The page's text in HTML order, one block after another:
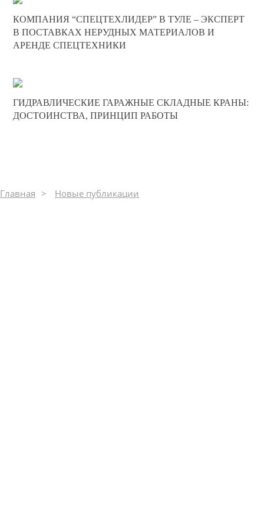
0
310
КОМПАНИЯ “СПЕЦТЕХЛИДЕР” В ТУЛЕ – ЭКСПЕРТ
В ПОСТАВКАХ НЕРУДНЫХ МАТЕРИАЛОВ И
АРЕНДЕ СПЕЦТЕХНИКИ
0
ГИДРАВЛИЧЕСКИЕ ГАРАЖНЫЕ СКЛАДНЫЕ КРАНЫ:
ДОСТОИНСТВА, ПРИНЦИП РАБОТЫ
Главная Новые публикации